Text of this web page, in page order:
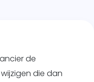
de
die dan